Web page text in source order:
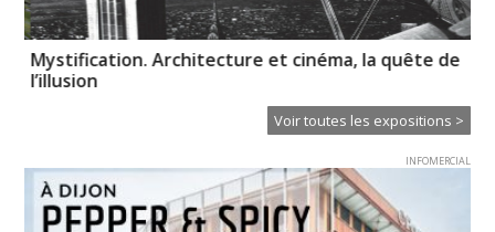
Mystification. Architecture et cinéma, la quête de
l’illusion
Voir toutes les expositions >
INFOMERCIAL